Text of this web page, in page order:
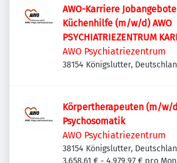
AWO-Karriere Jobangebote Küche
Küchenhilfe (m/w/d) AWO
PSYCHIATRIEZENTRUM
SUCHEN! Küchenhilfe (m/
AWO Psychiatriezentrum
38154 Königslutter,
Körpertherapeuten (m/w/
Psychosomatik
AWO Psychiatriezentrum
38154 Königslutter,
3.658,61 € - 4.979,97 € pro